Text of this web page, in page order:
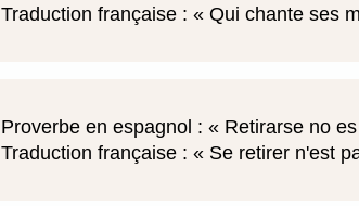
Traduction française :
Qui chante ses
Proverbe en espagnol :
Retirarse no
Traduction française :
Se retirer n'est